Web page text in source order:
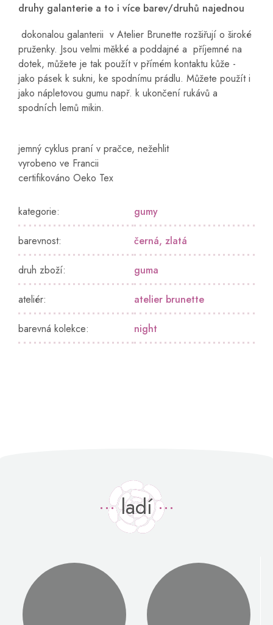
druhy galanterie a to i více barev/druhů najednou
dokonalou galanterii v Atelier Brunette rozšiřují o široké
pruženky. Jsou velmi měkké a poddajné a příjemné na
dotek, můžete je tak použít v přímém kontaktu kůže -
jako pásek k sukni, ke spodnímu prádlu. Můžete použít i
jako nápletovou gumu např. k ukončení rukávů a
spodních lemů mikin.
jemný cyklus praní v pračce, nežehlit
vyrobeno ve Francii
certifikováno Oeko Tex
kategorie: gumy
barevnost: černá, zlatá
druh zboží: guma
ateliér: atelier brunette
barevná kolekce: night
ladí